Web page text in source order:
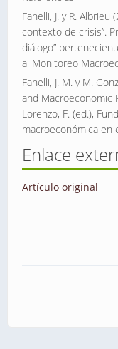
Fanelli, J. y R.
contexto de crisis”.
diálogo”
al Monitoreo
Fanelli, J. M. y M.
and Macroeconomic
Lorenzo, F. (ed.),
macroeconómica en
Enlace
Artículo original